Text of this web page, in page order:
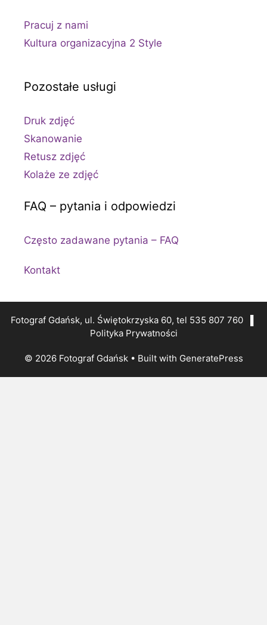
Pracuj z nami
Kultura organizacyjna 2 Style
Pozostałe usługi
Druk zdjęć
Skanowanie
Retusz zdjęć
Kolaże ze zdjęć
FAQ – pytania i odpowiedzi
Często zadawane pytania – FAQ
Kontakt
Fotograf Gdańsk, ul. Świętokrzyska 60, tel 535 807 760 ▌
Polityka Prywatności
© 2026 Fotograf Gdańsk• Built with GeneratePress